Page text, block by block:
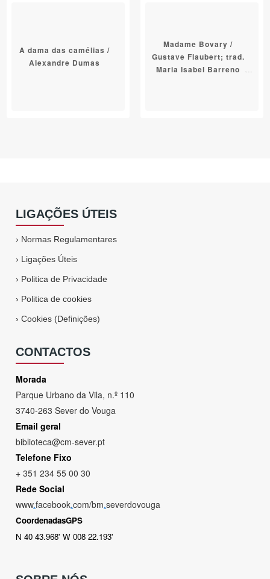
A dama das camélias /
Alexandre Dumas
Madame Bovary /
Gustave Flaubert; trad.
Maria Isabel Barreno
LIGAÇÕES ÚTEIS
› Normas Regulamentares
› Ligações Úteis
› Politica de Privacidade
› Politica de cookies
›Cookies (Definições)
CONTACTOS
Morada
Parque Urbano da Vila, n.º 110
3740-263 Sever do Vouga
Email geral
biblioteca@cm-sever.pt
Telefone Fixo
+ 351 234 55 00 30
Rede Social
www.facebook.com/bm.severdovouga
CoordenadasGPS
N 40 43.968' W 008 22.193'